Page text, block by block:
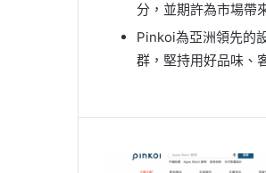
分，並期許為市場帶
Pinkoi為亞洲領先的
群，堅持用好品味、